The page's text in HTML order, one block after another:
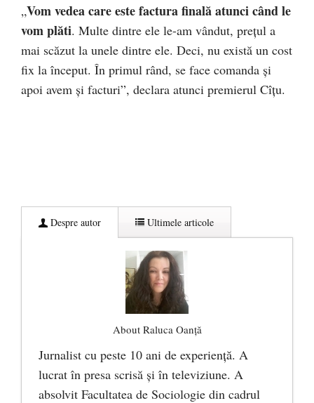
„Vom vedea care este factura finală atunci când le
vom plăti. Multe dintre ele le-am vândut, prețul a
mai scăzut la unele dintre ele. Deci, nu există un cost
fix la început. În primul rând, se face comanda și
apoi avem și facturi”, declara atunci premierul Cîțu.
Despre autor Ultimele articole
About Raluca Oanță
Jurnalist cu peste 10 ani de experiență. A
lucrat în presa scrisă și în televiziune. A
absolvit Facultatea de Sociologie din cadrul